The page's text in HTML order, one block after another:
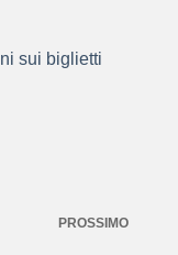
sui biglietti
PROSSIMO